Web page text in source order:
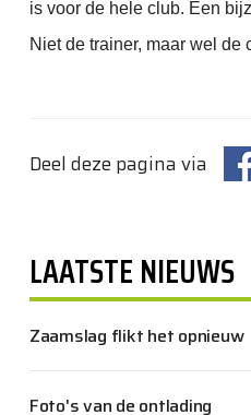
is voor de hele club. Een
Niet de trainer, maar wel de
Deel deze pagina via
LAATSTE NIEUWS
Zaamslag flikt het opnieuw
Foto's van de ontlading